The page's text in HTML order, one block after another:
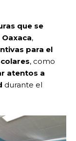
que se
,
para el
, como
atentos a
durante el